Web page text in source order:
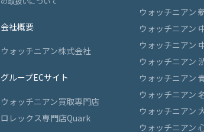
会社概要
ウォッチニアン株式会社
グループECサイト
ウォッチニアン買取専門店
ロレックス専門店Quark
ウォッチニアン
ウォッチニアン
ウォッチニアン
ウォッチニアン
ウォッチニアン
ウォッチニアン
ウォッチニアン
ウォッチニアン